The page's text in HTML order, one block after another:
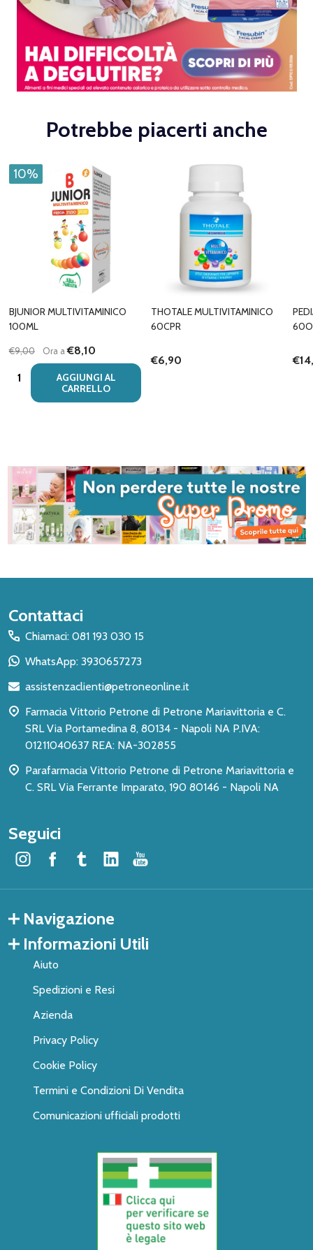
Potrebbe piacerti anche
10%
BJUNIOR MULTIVITAMINICO
100ML
€9,00 Ora a€8,10
Quantità:
AGGIUNGI AL
CARRELLO
THOTALE MULTIVITAMINICO
60CPR
€6,90
Inizio
del
piè
pagina
Contattaci
Chiamaci: 081 193 030 15
WhatsApp: 3930657273
assistenzaclienti@petroneonline.it
Farmacia Vittorio Petrone di Petrone Mariavittoria e C.
SRL Via Portamedina 8, 80134 - Napoli NA P.IVA:
01211040637 REA: NA-302855
Parafarmacia Vittorio Petrone di Petrone Mariavittoria e
C. SRL Via Ferrante Imparato, 190 80146 - Napoli NA
Seguici
Navigazione
Informazioni Utili
Aiuto
Spedizioni e Resi
Azienda
Privacy Policy
Cookie Policy
Termini e Condizioni Di Vendita
Comunicazioni ufficiali prodotti